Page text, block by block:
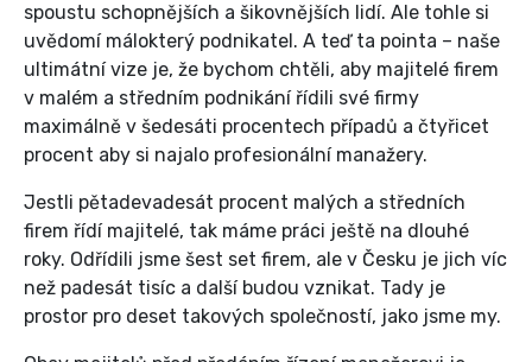
spoustu schopnějších a šikovnějších lidí. Ale tohle si
uvědomí málokterý podnikatel. A teď ta pointa – naše
ultimátní vize je, že bychom chtěli, aby majitelé firem
v malém a středním podnikání řídili své firmy
maximálně v šedesáti procentech případů a čtyřicet
procent aby si najalo profesionální manažery.
Jestli pětadevadesát procent malých a středních
firem řídí majitelé, tak máme práci ještě na dlouhé
roky. Odřídili jsme šest set firem, ale v Česku je jich víc
než padesát tisíc a další budou vznikat. Tady je
prostor pro deset takových společností, jako jsme my.